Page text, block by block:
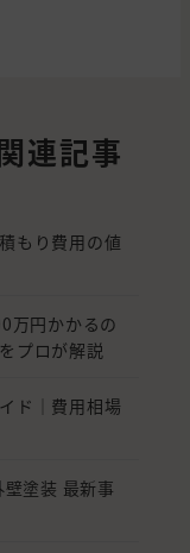
連記事
もり費用の値
万円かかるの
プロが解説
ド｜費用相場
塗装 最新事